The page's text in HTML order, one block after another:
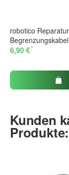
robotico
6,90 €*
Kunden
Produkte: